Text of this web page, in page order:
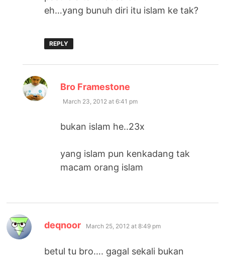
eh…yang bunuh diri itu islam ke tak?
REPLY
Bro Framestone
March 23, 2012 at 6:41 pm
bukan islam he..23x
yang islam pun kenkadang tak
macam orang islam
deqnoor says:
March 25, 2012 at 8:49 pm
betul tu bro…. gagal sekali bukan